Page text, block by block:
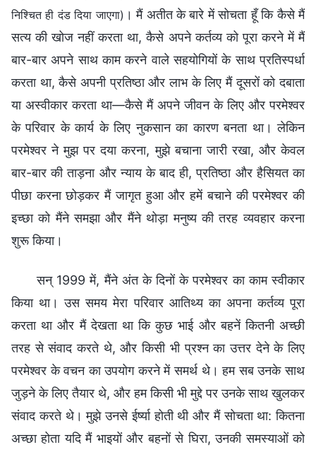
निश्चित ही दंड दिया जाएगा) । मैं अतीत के बारे में सोचता हूँ कि कैसे मैं
सत्य की खोज नहीं करता था, कैसे अपने कर्तव्य को पूरा करने में मैं
बार-बार अपने साथ काम करने वाले सहयोगियों के साथ प्रतिस्पर्धा
करता था, कैसे अपनी प्रतिष्ठा और लाभ के लिए मैं दूसरों को दबाता
या अस्वीकार करता था—कैसे मैं अपने जीवन के लिए और परमेश्वर
के परिवार के कार्य के लिए नुकसान का कारण बनता था। लेकिन
परमेश्वर ने मुझ पर दया करना, मुझे बचाना जारी रखा, और केवल
बार-बार की ताड़ना और न्याय के बाद ही, प्रतिष्ठा और हैसियत का
पीछा करना छोड़कर मैं जागृत हुआ और हमें बचाने की परमेश्वर की
इच्छा को मैंने समझा और मैंने थोड़ा मनुष्य की तरह व्यवहार करना
शुरू किया।
सन् 1999 में, मैंने अंत के दिनों के परमेश्वर का काम स्वीकार
किया था। उस समय मेरा परिवार आतिथ्य का अपना कर्तव्य पूरा
करता था और मैं देखता था कि कुछ भाई और बहनें कितनी अच्छी
तरह से संवाद करते थे, और किसी भी प्रश्न का उत्तर देने के लिए
परमेश्वर के वचन का उपयोग करने में समर्थ थे। हम सब उनके साथ
जुड़ने के लिए तैयार थे, और हम किसी भी मुद्दे पर उनके साथ खुलकर
संवाद करते थे। मुझे उनसे ईर्ष्या होती थी और मैं सोचता था: कितना
अच्छा होता यदि मैं भाइयों और बहनों से घिरा, उनकी समस्याओं को